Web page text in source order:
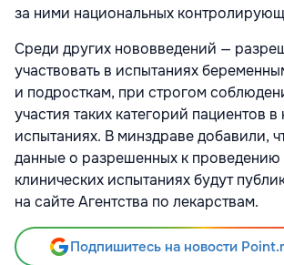
за ними национальных
Среди других нововведений —
участвовать в испытаниях
и подросткам, при строгом
участия таких категорий пациентов в
испытаниях. В минздраве добавили,
данные о разрешенных к
клинических испытаниях будут
на сайте Агентства по лекарствам.
Подпишитесь на новости